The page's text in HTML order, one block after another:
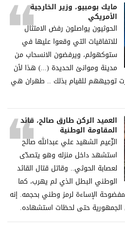
مايك بومبيو، وزير الخارجية
الأمريكي
الحوثيون يواصلون رفض الامتثال
للاتفاقيات التي وقعوا عليها في
ستوكهولم، ويرفضون الانسحاب من
مدينة وموانئ الحديدة (...) هذا لأن
توجيههم للقيام بذلك .. طهران هي
العميد الركن طارق صالح، قائد
المقاومة الوطنية
الزّعيم الشهيد علي عبدالله صالح
استشهد داخل منزله وهو يتصدّى
لعصابة الحوثي.. وقاتل قتال القائد
الوطني البطل الذي لم يهرب، كما
الإساءة لرمز وطني بحجمه. إنه
حتى لحظات استشهاده.